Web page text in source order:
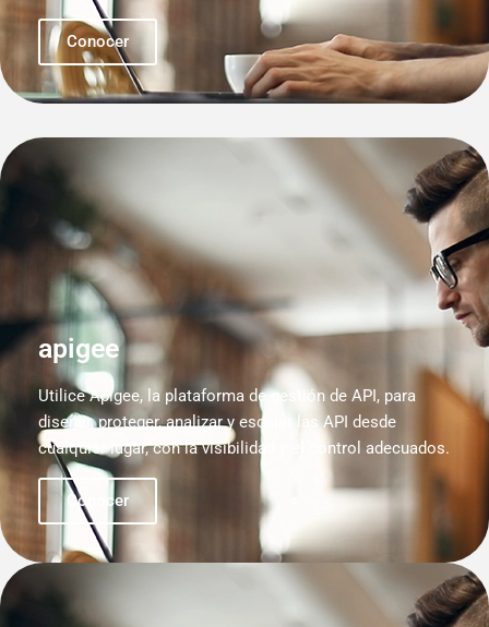
Conocer
apigee
Utilice Apigee, la plataforma de gestión de API, para
diseñar, proteger, analizar y escalar las API desde
cualquier lugar, con la visibilidad y el control adecuados.
Conocer